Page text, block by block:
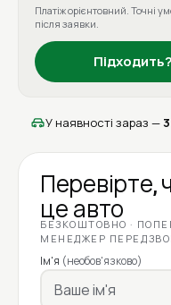
Платіж орієнтовний. Точні
після заявки.
У наявності зараз —
Перевірте,
це авто
БЕЗКОШТОВНО ·
МЕНЕДЖЕР
Ім'я (необов'язково)